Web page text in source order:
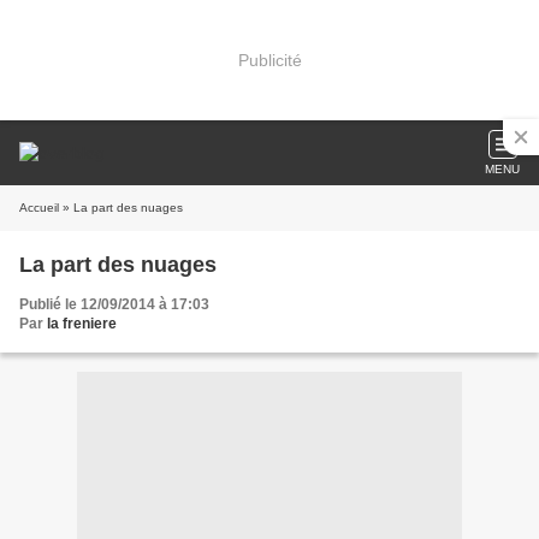
Publicité
MENU
Accueil » La part des nuages
La part des nuages
Publié le 12/09/2014 à 17:03
Par la freniere